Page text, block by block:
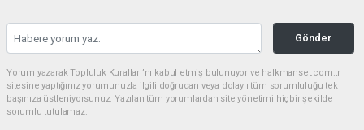
Gönder
Yorum yazarak Topluluk Kuralları’nı kabul etmiş bulunuyor ve halkmanset.com.tr
sitesine yaptığınız yorumunuzla ilgili doğrudan veya dolaylı tüm sorumluluğu tek
başınıza üstleniyorsunuz. Yazılan tüm yorumlardan site yönetimi hiçbir şekilde
sorumlu tutulamaz.